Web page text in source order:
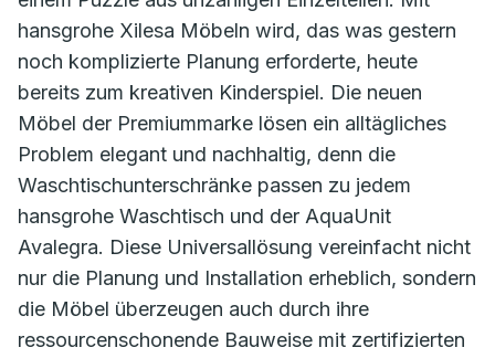
hansgrohe Xilesa Möbeln wird, das was gestern
noch komplizierte Planung erforderte, heute
bereits zum kreativen Kinderspiel. Die neuen
Möbel der Premiummarke lösen ein alltägliches
Problem elegant und nachhaltig, denn die
Waschtischunterschränke passen zu jedem
hansgrohe Waschtisch und der AquaUnit
Avalegra. Diese Universallösung vereinfacht nicht
nur die Planung und Installation erheblich, sondern
die Möbel überzeugen auch durch ihre
ressourcenschonende Bauweise mit zertifizierten